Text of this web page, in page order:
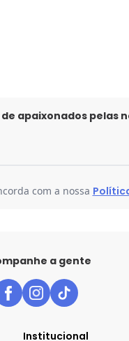
apaixonados pelas
com a nossa
a gente
Institucional